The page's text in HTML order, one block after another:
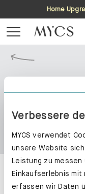
Verbessere
MYCS verwendet
unsere Website
Leistung zu
Einkaufserlebnis mit
erfassen wir Daten
Home